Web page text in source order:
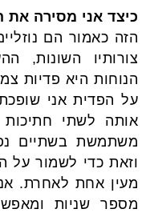
כיצד אני מסירה את
הזה כאמור הם
צורותיו השונות,
הנוחות היא פדיות
על הפדית אני
אותה לשתי
משתמשת בשתיים
וזאת כדי לשמור על
מעין אחת לאחרת.
מספר שניות